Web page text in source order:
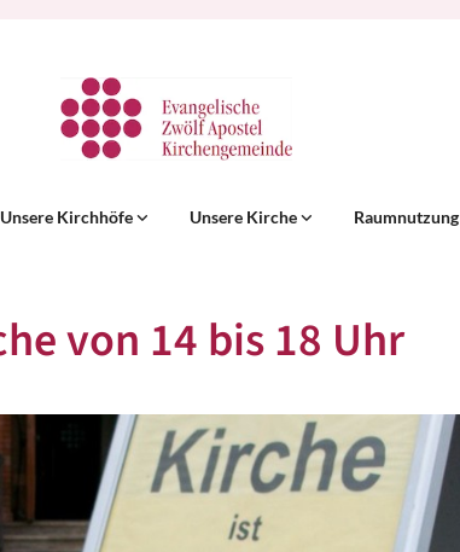
Unsere Kirchhöfe Unsere Kirche Raumnutzung
von 14 bis 18 Uhr